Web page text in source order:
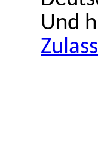
Und